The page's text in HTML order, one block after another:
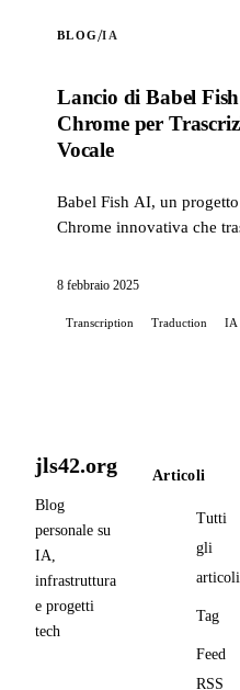
BLOG/IA
Lancio di Babel
Chrome per
Vocale
Babel Fish AI, un
Chrome innovativa che
di traduzione automatica...
8 febbraio 2025
Transcription Traduction IA
jls42.org
Blog
personale su
IA,
infrastruttura
e progetti
tech
Articoli
Tutti
gli
articoli
Tag
Feed
RSS